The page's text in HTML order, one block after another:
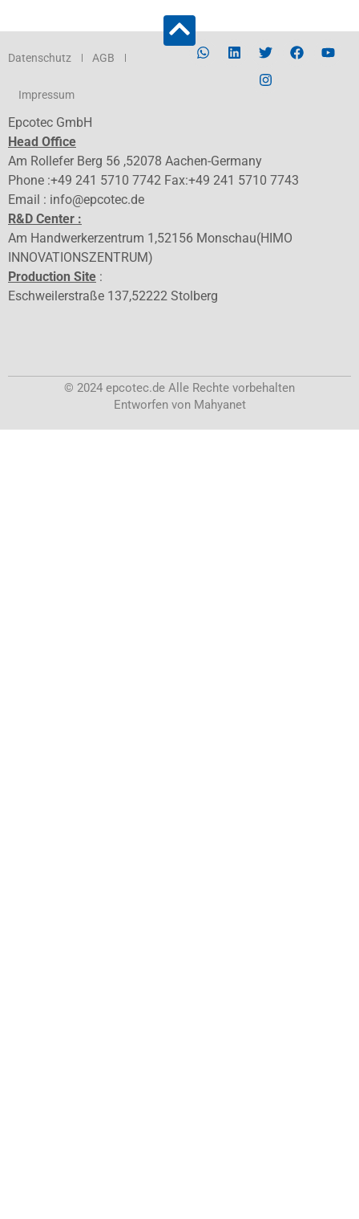
Datenschutz AGB
Impressum
Epcotec GmbH
Head Office
Am Rollefer Berg 56 ,52078 Aachen-Germany
Phone :+49 241 5710 7742 Fax:+49 241 5710 7743
Email : info@epcotec.de
R&D Center :
Am Handwerkerzentrum 1,52156 Monschau(HIMO
INNOVATIONSZENTRUM)
Production Site :
Eschweilerstraße 137,52222 Stolberg
© 2024 epcotec.de Alle Rechte vorbehalten
Entworfen von Mahyanet